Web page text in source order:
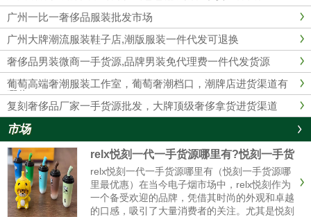
比性，也完全没必要性比较......
广州一比一奢侈品服装批发市场
广州大牌潮流服装鞋子店,潮版服装一件代发可退换
奢侈品男装微商一手货源,品牌男装免代理费一件代发货源
葡萄高端奢潮服装工作室，葡萄奢潮档口，潮牌店进货渠道有
哪些？
复刻奢侈品厂家一手货源批发，大牌顶级奢侈拿货进货渠道
市场
relx悦刻一代一手货源哪里有?悦刻一手货
源哪里最优惠
relx悦刻一代一手货源哪里有（悦刻一手货源哪
里最优惠）在当今电子烟市场中，relx悦刻作为
一个备受欢迎的品牌，凭借其时尚的外观和卓越
的口感，吸引了大量消费者的关注。尤其是悦刻